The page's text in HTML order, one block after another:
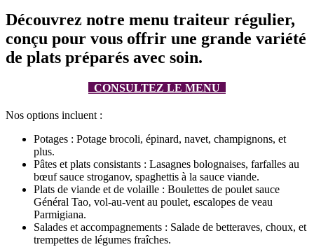
Découvrez notre menu traiteur régulier,
conçu pour vous offrir une grande variété
de plats préparés avec soin.
CONSULTEZ LE MENU
Nos options incluent :
Potages : Potage brocoli, épinard, navet, champignons, et
plus.
Pâtes et plats consistants : Lasagnes bolognaises, farfalles au
bœuf sauce stroganov, spaghettis à la sauce viande.
Plats de viande et de volaille : Boulettes de poulet sauce
Général Tao, vol-au-vent au poulet, escalopes de veau
Parmigiana.
Salades et accompagnements : Salade de betteraves, choux, et
trempettes de légumes fraîches.